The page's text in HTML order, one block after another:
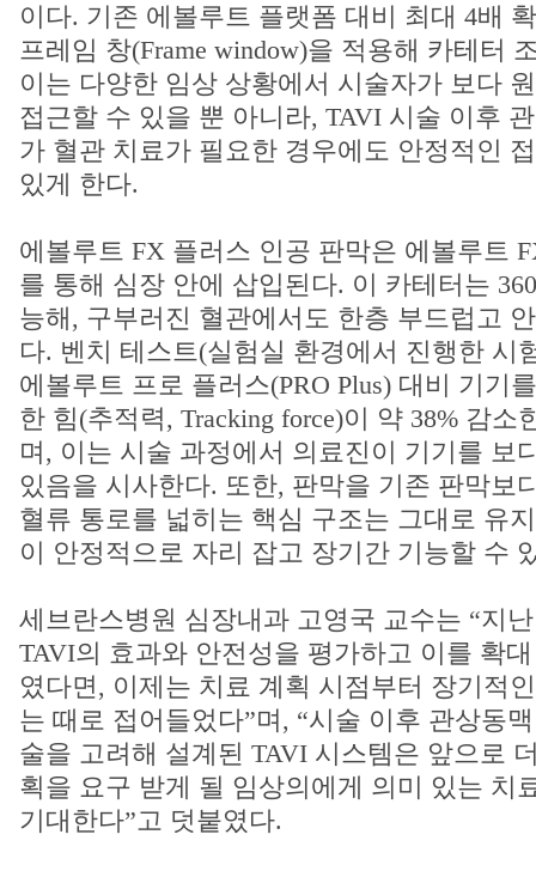
이다. 기존 에볼루트 플랫폼 대비 최대 4배
프레임 창(Frame window)을 적용해 카테터
이는 다양한 임상 상황에서 시술자가 보다
접근할 수 있을 뿐 아니라, TAVI 시술 이후
가 혈관 치료가 필요한 경우에도 안정적인
있게 한다.
에볼루트 FX 플러스 인공 판막은 에볼루트
를 통해 심장 안에 삽입된다. 이 카테터는
능해, 구부러진 혈관에서도 한층 부드럽고
다. 벤치 테스트(실험실 환경에서 진행한 시
에볼루트 프로 플러스(PRO Plus) 대비 기기
한 힘(추적력, Tracking force)이 약 38% 감소
며, 이는 시술 과정에서 의료진이 기기를 보
있음을 시사한다. 또한, 판막을 기존 판막보
혈류 통로를 넓히는 핵심 구조는 그대로 유
이 안정적으로 자리 잡고 장기간 기능할 수
세브란스병원 심장내과 고영국 교수는 “지
TAVI의 효과와 안전성을 평가하고 이를 확
였다면, 이제는 치료 계획 시점부터 장기적
는 때로 접어들었다”며, “시술 이후 관상동
술을 고려해 설계된 TAVI 시스템은 앞으로
획을 요구 받게 될 임상의에게 의미 있는 치
기대한다”고 덧붙였다.